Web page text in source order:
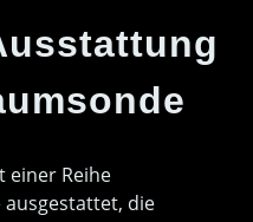
einer Reihe
die